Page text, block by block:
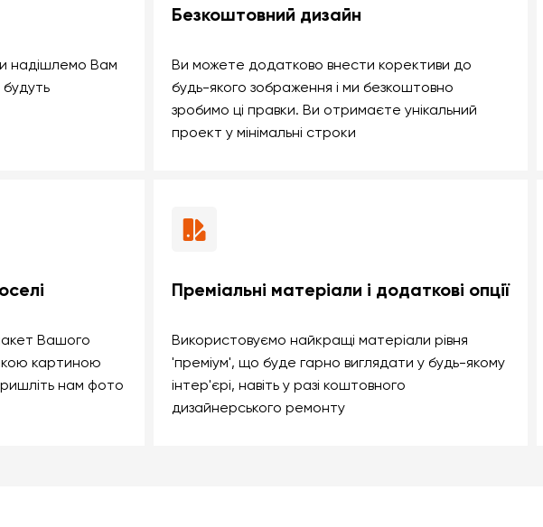
надішлемо Вам
будуть
Безкоштовний дизайн
Ви можете додатково внести корективи до
будь-якого зображення і ми безкоштовно
зробимо ці правки. Ви отримаєте унікальний
проект у мінімальні строки
Вашого
картиною
нам фото
Преміальні матеріали і додаткові опції
Використовуємо найкращі матеріали рівня
'преміум', що буде гарно виглядати у будь-якому
інтер'єрі, навіть у разі коштовного
дизайнерського ремонту